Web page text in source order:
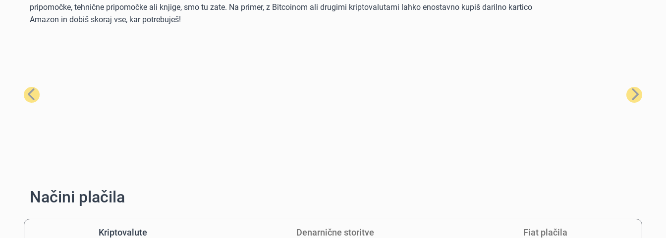
pripomočke, tehnične pripomočke ali knjige, smo tu zate. Na primer, z Bitcoinom ali drugimi kriptovalutami lahko enostavno kupiš darilno kartico
Amazon in dobiš skoraj vse, kar potrebuješ!
Prejšnji Naslednji
Načini plačila
Kriptovalute Denarnične storitve Fiat plačila